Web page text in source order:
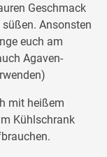
Geschmack
Ansonsten
euch am
Agaven-
mit heißem
Kühlschrank